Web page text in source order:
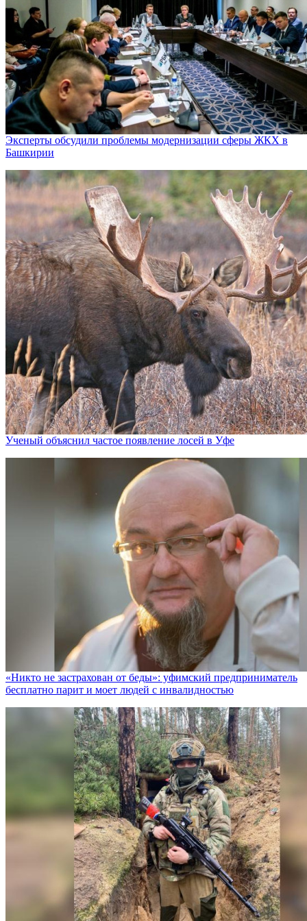
Эксперты обсудили проблемы модернизации сферы ЖКХ в
Башкирии
Ученый объяснил частое появление лосей в Уфе
«Никто не заcтрахован от беды»: уфимский предприниматель
бесплатно парит и моет людей с инвалидностью